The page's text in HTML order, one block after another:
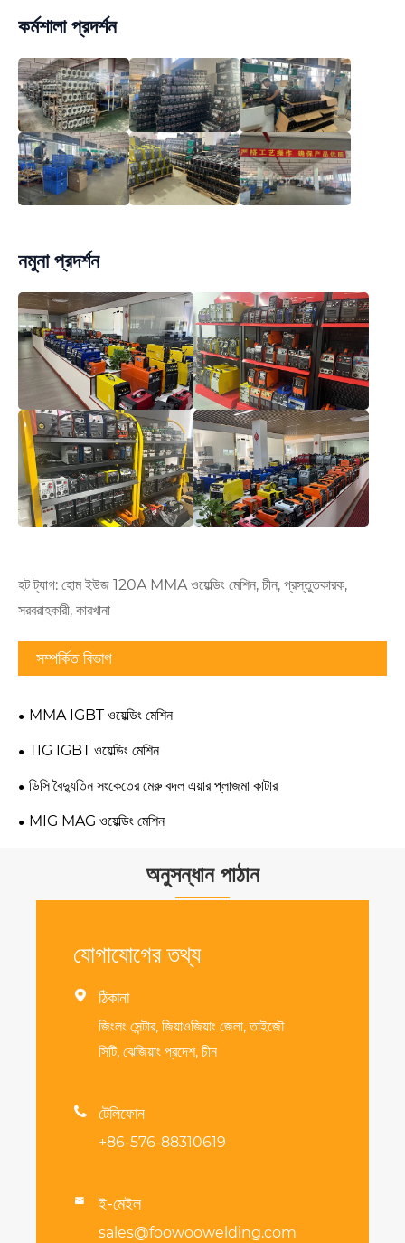
কর্মশালা প্রদর্শন
নমুনা প্রদর্শন
হট ট্যাগ: হোম ইউজ 120A MMA ওয়েল্ডিং মেশিন, চীন, প্রস্তুতকারক,
সরবরাহকারী, কারখানা
সম্পর্কিত বিভাগ
MMA IGBT ওয়েল্ডিং মেশিন
TIG IGBT ওয়েল্ডিং মেশিন
ডিসি বৈদ্যুতিন সংকেতের মেরু বদল এয়ার প্লাজমা কাটার
MIG MAG ওয়েল্ডিং মেশিন
অনুসন্ধান পাঠান
যোগাযোগের তথ্য
 ঠিকানা
জিংলং সেন্টার, জিয়াওজিয়াং জেলা, তাইজৌ
সিটি, ঝেজিয়াং প্রদেশ, চীন
 টেলিফোন
+86-576-88310619
 ই-মেইল
sales@foowoowelding.com